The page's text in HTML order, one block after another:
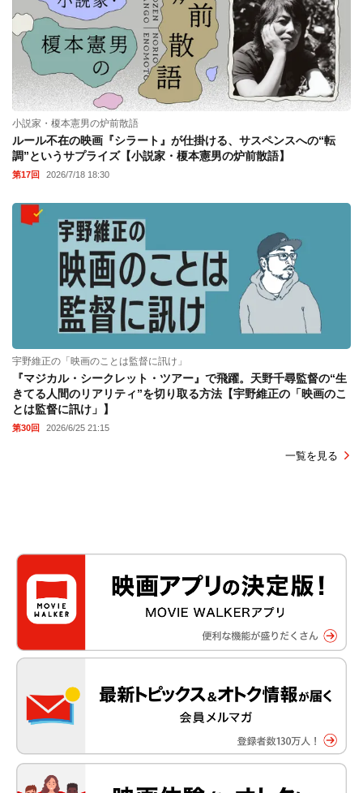
小説家・榎本憲男の炉前散語
ルール不在の映画『シラート』が仕掛ける、サスペンスへの“転
調”というサプライズ【小説家・榎本憲男の炉前散語】
第17回 2026/7/18 18:30
宇野維正の「映画のことは監督に訊け」
『マジカル・シークレット・ツアー』で飛躍。天野千尋監督の“生
きてる人間のリアリティ”を切り取る方法【宇野維正の「映画のこ
とは監督に訊け」】
第30回 2026/6/25 21:15
一覧を見る